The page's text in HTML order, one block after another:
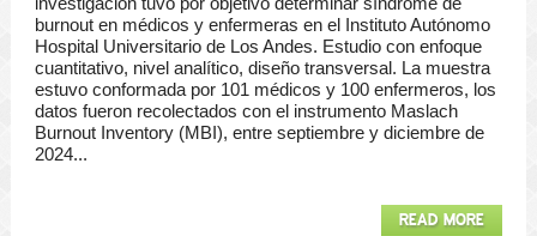
investigación tuvo por objetivo determinar síndrome de
burnout en médicos y enfermeras en el Instituto Autónomo
Hospital Universitario de Los Andes. Estudio con enfoque
cuantitativo, nivel analítico, diseño transversal. La muestra
estuvo conformada por 101 médicos y 100 enfermeros, los
datos fueron recolectados con el instrumento Maslach
Burnout Inventory (MBI), entre septiembre y diciembre de
2024...
READ MORE